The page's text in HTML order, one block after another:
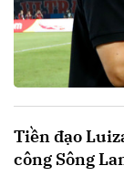
Tiền đạo
công Sông